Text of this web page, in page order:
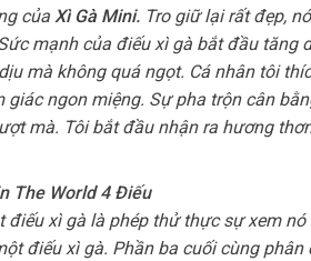
của Xì Gà Mini.Tro giữ lại rất đẹp,
mạnh của điếu xì gà bắt đầu tăng
mà không quá ngọt. Cá nhân tôi
ngon miệng. Sự pha trộn cân
mà. Tôi bắt đầu nhận ra hương
The World 4 Điếu
điếu xì gà là phép thử thực sự xem
điếu xì gà. Phần ba cuối cùng phân